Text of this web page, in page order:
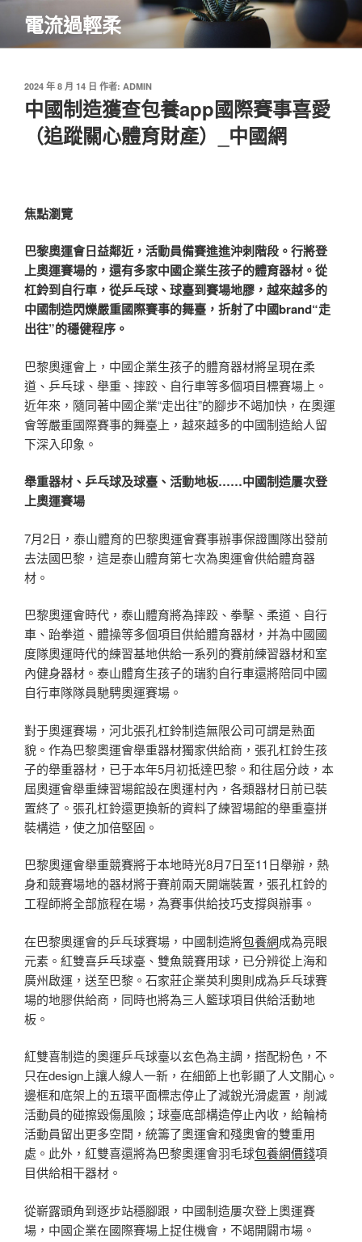
主
電流過輕柔
發
於
2024 年 8 月 14 日 作者: ADMIN
中國制造獲查包養app國際賽事喜愛
（追蹤關心體育財產）_中國網
焦點瀏覽
巴黎奧運會日益鄰近，活動員備賽進進沖刺階段。行將登
上奧運賽場的，還有多家中國企業生孩子的體育器材。從
杠鈴到自行車，從乒乓球、球臺到賽場地膠，越來越多的
中國制造閃爍嚴重國際賽事的舞臺，折射了中國brand“走
出往”的穩健程序。
巴黎奧運會上，中國企業生孩子的體育器材將呈現在柔
道、乒乓球、舉重、摔跤、自行車等多個項目標賽場上。
近年來，隨同著中國企業“走出往”的腳步不竭加快，在奧運
會等嚴重國際賽事的舞臺上，越來越多的中國制造給人留
下深入印象。
舉重器材、乒乓球及球臺、活動地板……中國制造屢次登
上奧運賽場
7月2日，泰山體育的巴黎奧運會賽事辦事保證團隊出發前
去法國巴黎，這是泰山體育第七次為奧運會供給體育器
材。
巴黎奧運會時代，泰山體育將為摔跤、拳擊、柔道、自行
車、跆拳道、體操等多個項目供給體育器材，并為中國國
度隊奧運時代的練習基地供給一系列的賽前練習器材和室
內健身器材。泰山體育生孩子的瑞豹自行車還將陪同中國
自行車隊隊員馳騁奧運賽場。
對于奧運賽場，河北張孔杠鈴制造無限公司可謂是熟面
貌。作為巴黎奧運會舉重器材獨家供給商，張孔杠鈴生孩
子的舉重器材，已于本年5月初抵達巴黎。和往屆分歧，本
屆奧運會舉重練習場館設在奧運村內，各類器材日前已裝
置終了。張孔杠鈴還更換新的資料了練習場館的舉重臺拼
裝構造，使之加倍堅固。
巴黎奧運會舉重競賽將于本地時光8月7日至11日舉辦，熱
身和競賽場地的器材將于賽前兩天開端裝置，張孔杠鈴的
工程師將全部旅程在場，為賽事供給技巧支撐與辦事。
在巴黎奧運會的乒乓球賽場，中國制造將包養網成為亮眼
元素。紅雙喜乒乓球臺、雙魚競賽用球，已分辨從上海和
廣州啟運，送至巴黎。石家莊企業英利奧則成為乒乓球賽
場的地膠供給商，同時也將為三人籃球項目供給活動地
板。
紅雙喜制造的奧運乒乓球臺以玄色為主調，搭配粉色，不
只在design上讓人線人一新，在細節上也彰顯了人文關心。
邊框和底架上的五環平面標志停止了減銳光滑處置，削減
活動員的碰擦毀傷風險；球臺底部構造停止內收，給輪椅
活動員留出更多空間，統籌了奧運會和殘奧會的雙重用
處。此外，紅雙喜還將為巴黎奧運會羽毛球包養網價錢項
目供給相干器材。
從嶄露頭角到逐步站穩腳跟，中國制造屢次登上奧運賽
場，中國企業在國際賽場上捉住機會，不竭開闢市場。